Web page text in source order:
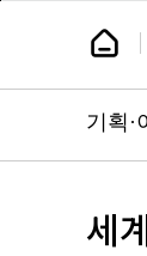
기
뉴
스
룸
스
주
서
로
가
기획·
세
으